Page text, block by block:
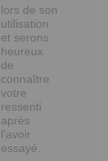
lors de son
utilisation
et serons
heureux
de
connaître
votre
ressenti
après
l'avoir
essayé.